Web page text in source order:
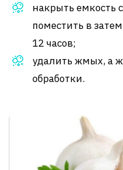
накрыть емкость
поместить в
12 часов;
удалить жмых, а
обработки.